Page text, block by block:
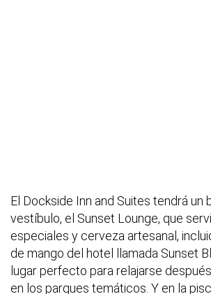
El Dockside Inn and Suites tendrá un
vestíbulo, el Sunset Lounge, que
especiales y cerveza artesanal,
de mango del hotel llamada Sunset
lugar perfecto para relajarse
en los parques temáticos. Y en la